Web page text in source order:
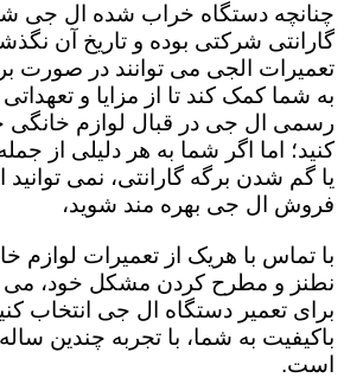
چنانچه دستگاه خراب شده ال جی
گارانتی شرکتی بوده و تاریخ آن
تعمیرات الجی می توانند در صورت
به شما کمک کند تا از مزایا و
رسمی ال جی در قبال لوازم خانگی
کنید؛ اما اگر شما به هر دلیلی از
یا گم شدن برگه گارانتی، نمی
فروش ال جی بهره مند شوید،
با تماس با هریک از تعمیرات لوازم
نطنز و مطرح کردن مشکل خود، می
برای تعمیر دستگاه ال جی انتخاب
باکیفیت به شما، با تجربه چندین
است.